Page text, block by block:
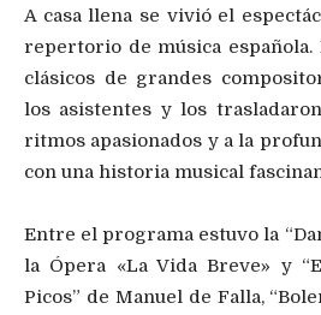
A casa llena se vivió el
repertorio de música
clásicos de grandes
los asistentes y los
ritmos apasionados y a la
con una historia musical
Entre el programa estuvo la
la Ópera «La Vida Breve» y
Picos” de Manuel de Falla,